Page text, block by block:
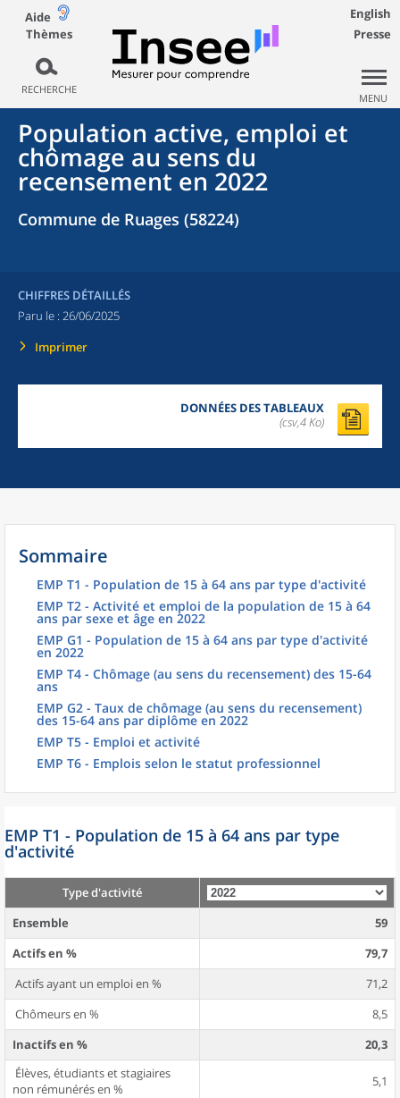
Aide
Thèmes
RECHERCHE
English
Presse
MENU
Population active, emploi et
chômage au sens du
recensement en 2022
Commune de Ruages (58224)
CHIFFRES DÉTAILLÉS
Paru le : 26/06/2025
Imprimer
DONNÉES DES TABLEAUX
(csv,4 Ko)
Sommaire
EMP T1 - Population de 15 à 64 ans par type d'activité
EMP T2 - Activité et emploi de la population de 15 à 64
ans par sexe et âge en 2022
EMP G1 - Population de 15 à 64 ans par type d'activité
en 2022
EMP T4 - Chômage (au sens du recensement) des 15-64
ans
EMP G2 - Taux de chômage (au sens du recensement)
des 15-64 ans par diplôme en 2022
EMP T5 - Emploi et activité
EMP T6 - Emplois selon le statut professionnel
EMP T1 - Population de 15 à 64 ans par type
d'activité
Type d'activité
Ensemble
59
Actifs en %
79,7
Actifs ayant un emploi en %
71,2
Chômeurs en %
8,5
Inactifs en %
20,3
Élèves, étudiants et stagiaires
non rémunérés en %
5,1